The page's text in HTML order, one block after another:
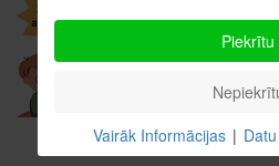
Piekrītu
Vairāk Informācijas |